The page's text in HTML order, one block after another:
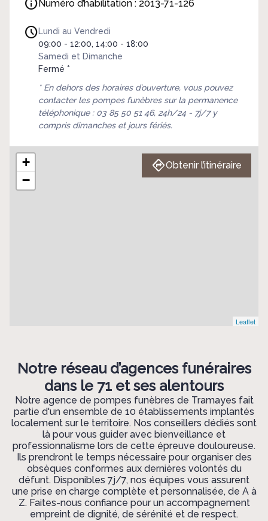
Numéro d’habilitation : 2013-71-126
Lundi au Vendredi
09:00 - 12:00, 14:00 - 18:00
Samedi et Dimanche
Fermé *
* En dehors des horaires d’ouverture, vous pouvez
contacter les pompes funèbres sur la permanence
téléphonique : 03 85 50 51 46, 24h/24 - 7j/7 y
compris dimanches et jours fériés.
+
−
Leaflet
Obtenir l’itinéraire
Notre réseau d’agences funéraires
dans le 71 et ses alentours
Notre agence de pompes funèbres de Tramayes fait
partie d'un ensemble de 10 établissements implantés
localement sur le territoire. Nos conseillers dédiés sont
là pour vous guider avec bienveillance et
professionnalisme lors de cette épreuve douloureuse.
Ils prendront le temps nécessaire pour organiser des
obsèques conformes aux dernières volontés du
défunt. Disponibles 7j/7, nos équipes vous assurent
une prise en charge complète et personnalisée, de A à
Z. Faites-nous confiance pour un accompagnement
empreint de dignité, de sérénité et de respect.